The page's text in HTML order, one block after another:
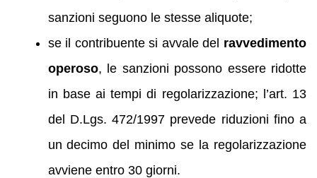
sanzioni seguono le stesse aliquote;
se il contribuente si avvale del ravvedimento
operoso, le sanzioni possono essere ridotte
in base ai tempi di regolarizzazione; l’art. 13
del D.Lgs. 472/1997 prevede riduzioni fino a
un decimo del minimo se la regolarizzazione
avviene entro 30 giorni.